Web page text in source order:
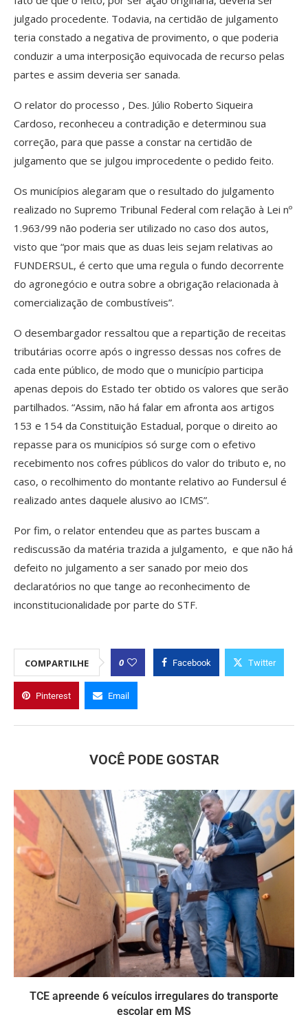
julgado procedente. Todavia, na certidão de julgamento
teria constado a negativa de provimento, o que poderia
conduzir a uma interposição equivocada de recurso pelas
partes e assim deveria ser sanada.
O relator do processo , Des. Júlio Roberto Siqueira
Cardoso, reconheceu a contradição e determinou sua
correção, para que passe a constar na certidão de
julgamento que se julgou improcedente o pedido feito.
Os municípios alegaram que o resultado do julgamento
realizado no Supremo Tribunal Federal com relação à Lei nº
1.963/99 não poderia ser utilizado no caso dos autos,
visto que “por mais que as duas leis sejam relativas ao
FUNDERSUL, é certo que uma regula o fundo decorrente
do agronegócio e outra sobre a obrigação relacionada à
comercialização de combustíveis”.
O desembargador ressaltou que a repartição de receitas
tributárias ocorre após o ingresso dessas nos cofres de
cada ente público, de modo que o município participa
apenas depois do Estado ter obtido os valores que serão
partilhados. “Assim, não há falar em afronta aos artigos
153 e 154 da Constituição Estadual, porque o direito ao
repasse para os municípios só surge com o efetivo
recebimento nos cofres públicos do valor do tributo e, no
caso, o recolhimento do montante relativo ao Fundersul é
realizado antes daquele alusivo ao ICMS”.
Por fim, o relator entendeu que as partes buscam a
rediscussão da matéria trazida a julgamento, e que não há
defeito no julgamento a ser sanado por meio dos
declaratórios no que tange ao reconhecimento de
inconstitucionalidade por parte do STF.
COMPARTILHE 0 Facebook Twitter
Pinterest Email
VOCÊ PODE GOSTAR
TCE apreende 6 veículos irregulares do transporte
escolar em MS